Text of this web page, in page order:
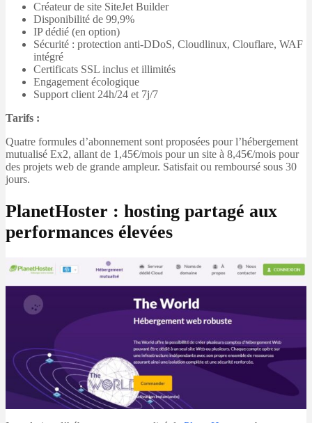
Créateur de site SiteJet Builder
Disponibilité de 99,9%
IP dédié (en option)
Sécurité : protection anti-DDoS, Cloudlinux, Clouflare, WAF
intégré
Certificats SSL inclus et illimités
Engagement écologique
Support client 24h/24 et 7j/7
Tarifs :
Quatre formules d’abonnement sont proposées pour l’hébergement
mutualisé Ex2, allant de 1,45€/mois pour un site à 8,45€/mois pour
des projets web de grande ampleur. Satisfait ou remboursé sous 30
jours.
PlanetHoster : hosting partagé aux
performances élevées